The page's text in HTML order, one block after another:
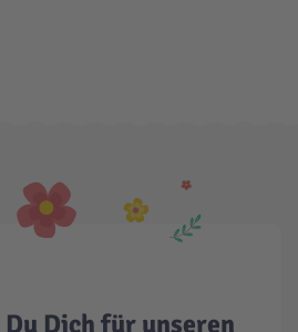
Dich für unseren